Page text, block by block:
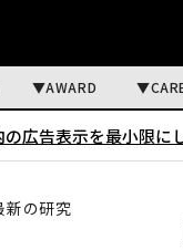
AWARD
広告表示を最小限に
新の研究